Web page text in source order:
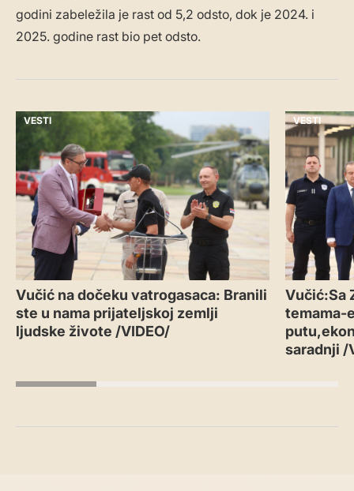
godini zabeležila je rast od 5,2 odsto, dok je 2024. i
2025. godine rast bio pet odsto.
VESTI
Vučić na dočeku vatrogasaca: Branili
ste u nama prijateljskoj zemlji
ljudske živote /VIDEO/
VESTI
Vučić:Sa
temama-
saradnji /